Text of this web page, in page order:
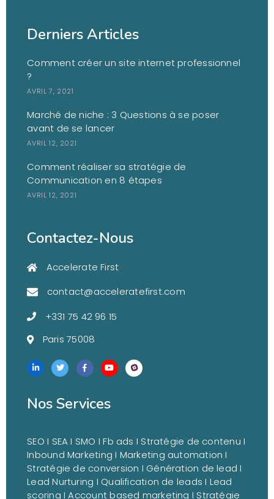
Derniers Articles
Comment créer un site internet professionnel
?
AVRIL 7, 2021
Marché de niche : 3 Questions à se poser
avant de se lancer
AVRIL 12, 2021
Comment réaliser sa stratégie de
Communication en 8 étapes
AVRIL 12, 2021
Contactez-Nous
Accelerate First
contact@acceleratefirst.com
+331 75 42 96 15
Paris 75008
Nos Services
SEO I SEA I SMO I Fb ads I Stratégie de contenu I
Inbound Marketing I Marketing automation I
Stratégie de conversion I Génération de lead I
Lead Nurturing I Qualification de leads I Lead
scoring I Account based marketing I Stratégie